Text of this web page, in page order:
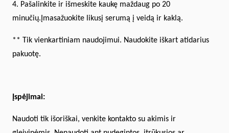
4. Pašalinkite ir išmeskite kaukę maždaug po 20
minučių.Įmasažuokite likusį serumą į veidą ir kaklą.
** Tik vienkartiniam naudojimui. Naudokite iškart atidarius
pakuotę.
Įspėjimai:
Naudoti tik išoriškai, venkite kontakto su akimis ir